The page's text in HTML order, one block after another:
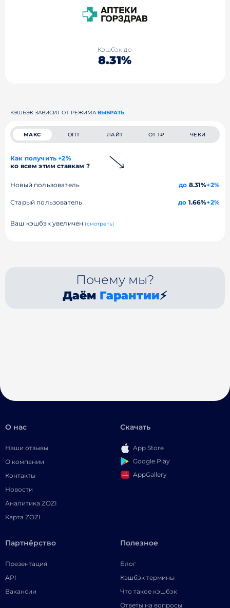
Кэшбэк до
8.31%
КЭШБЭК ЗАВИСИТ ОТ РЕЖИМА ВЫБРАТЬ
МАКС ОПТ ЛАЙТ ОТ 1₽ ЧЕКИ
Как получить +2%
ко всем этим ставкам ?
Новый пользователь до 8.31%+2%
Старый пользователь до 1.66%+2%
Ваш кэшбэк увеличен (смотреть)
Почему мы?
Даём Гарантии⚡
О нас
Наши отзывы
О компании
Контакты
Новости
Аналитика ZOZI
Карта ZOZI
Скачать
App Store
Google Play
AppGallery
Партнёрство
Презентация
API
Вакансии
Полезное
Блог
Кэшбэк термины
Что такое кэшбэк
Ответы на вопросы